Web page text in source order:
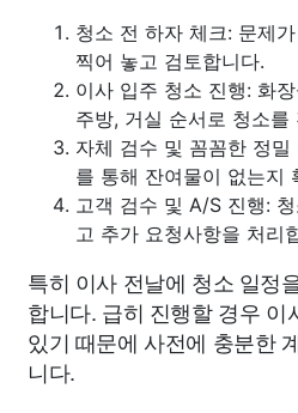
청소 전 하자 체크: 문제
찍어 놓고 검토합니다.
이사 입주 청소 진행: 화
주방, 거실 순서로 청소를
자체 검수 및 꼼꼼한 정
를 통해 잔여물이 없는지
고객 검수 및 A/S 진행:
고 추가 요청사항을 처리
특히 이사 전날에 청소 일정
합니다. 급히 진행할 경우 이
있기 때문에 사전에 충분한
니다.